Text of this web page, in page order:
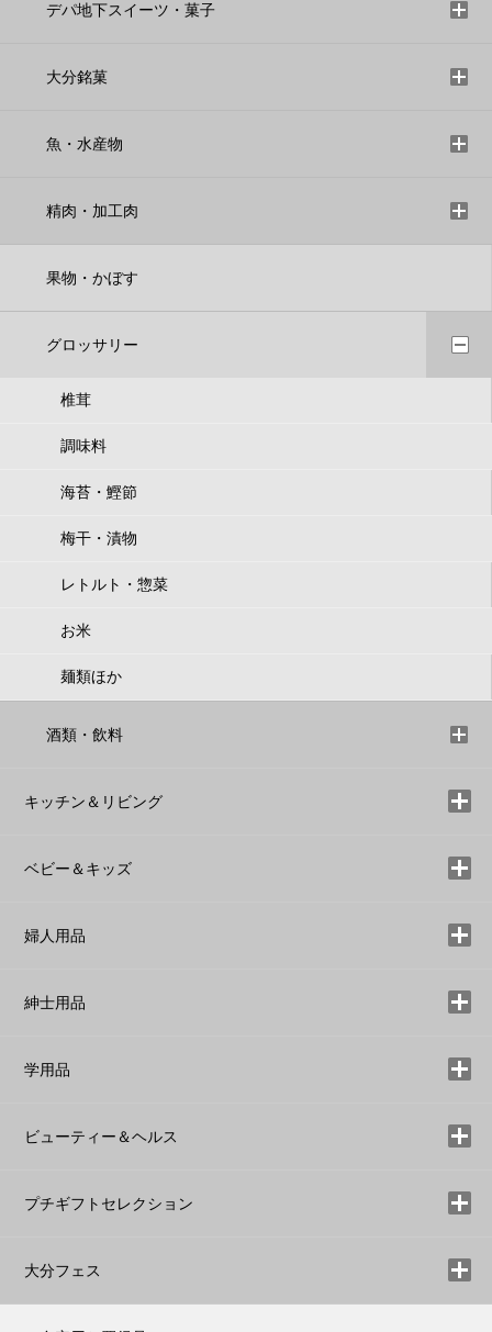
デパ地下スイーツ・菓子
大分銘菓
魚・水産物
精肉・加工肉
果物・かぼす
グロッサリー
椎茸
調味料
海苔・鰹節
梅干・漬物
レトルト・惣菜
お米
麺類ほか
酒類・飲料
キッチン＆リビング
ベビー＆キッズ
婦人用品
紳士用品
学用品
ビューティー＆ヘルス
プチギフトセレクション
大分フェス